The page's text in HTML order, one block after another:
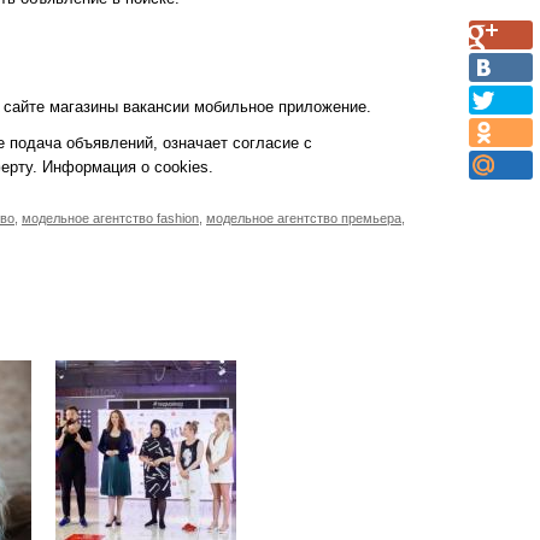
магазины вакансии мобильное приложение.
объявлений, означает согласие с
Информация о cookies.
модельное агентство fashion модельное агентство премьера